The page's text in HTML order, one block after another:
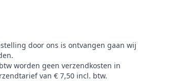
door ons is ontvangen gaan wij
worden geen verzendkosten in
van € 7,50 incl. btw.